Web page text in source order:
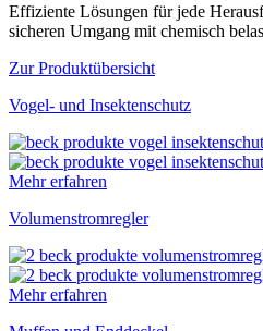
Effiziente Lösungen für jede
sicheren Umgang mit chemisch
Zur Produktübersicht
Vogel- und Insektenschutz
Mehr erfahren
Volumenstromregler
Mehr erfahren